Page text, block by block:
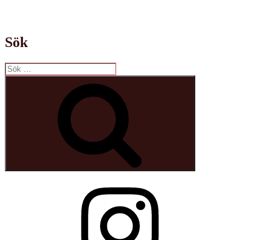
Sök
Sök
efter: